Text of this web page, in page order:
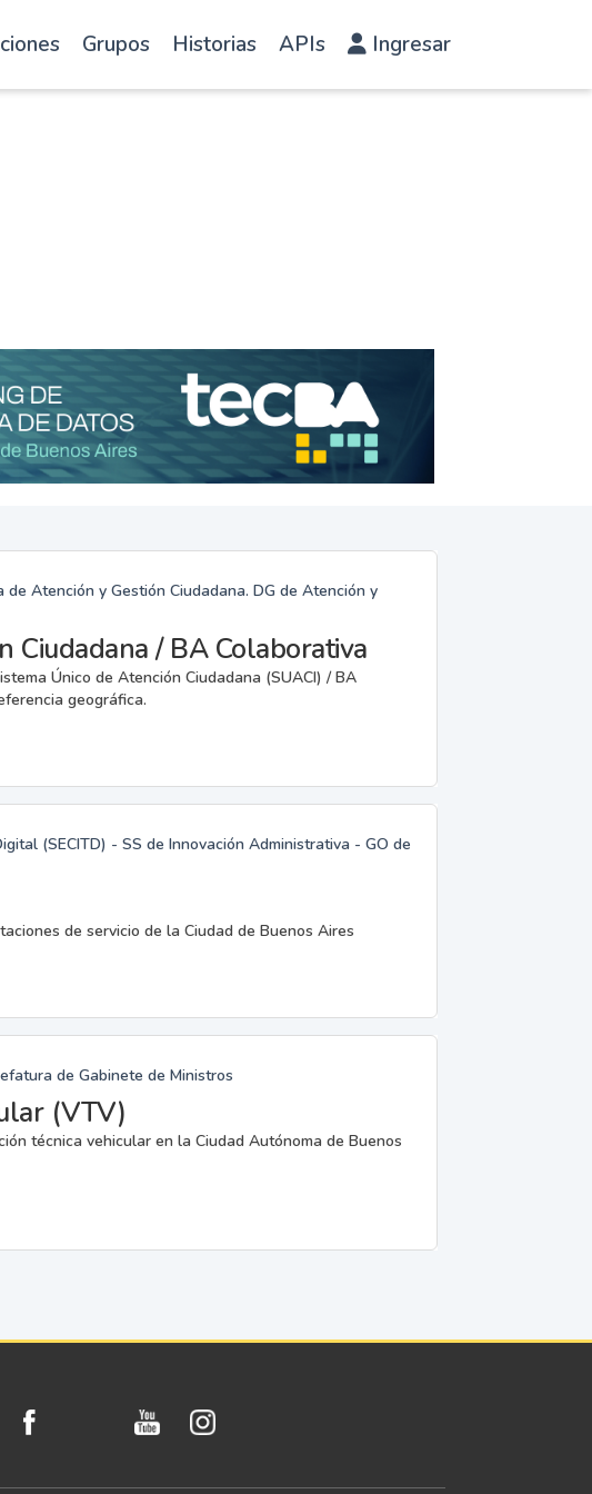
Grupos Historias APIs Ingresar
Atención y Gestión Ciudadana. DG de Atención y
Ciudadana / BA Colaborativa
Único de Atención Ciudadana (SUACI) / BA
geográfica.
(SECITD) - SS de Innovación Administrativa - GO de
de servicio de la Ciudad de Buenos Aires
de Gabinete de Ministros
(VTV)
técnica vehicular en la Ciudad Autónoma de Buenos